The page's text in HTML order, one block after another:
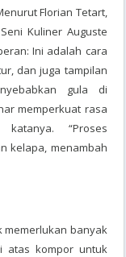
Florian Tetart,
Kuliner Auguste
Ini adalah cara
dan juga tampilan
gula di
memperkuat rasa
“Proses
kelapa, menambah
memerlukan banyak
atas kompor untuk